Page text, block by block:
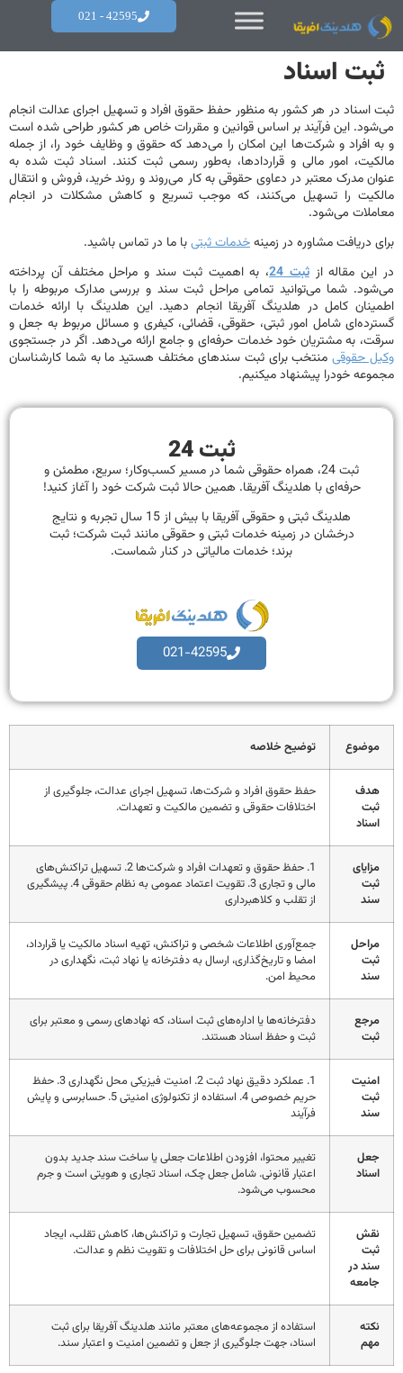
42595 - 021
اسناد
در هر کشور به منظور حفظ حقوق افراد و تسهیل اجرای عدالت انجام
این فرآیند بر اساس قوانین و مقررات خاص هر کشور طراحی شده است
افراد و شرکت‌ها این امکان را می‌دهد که حقوق و وظایف خود را، از جمله
امور مالی و قراردادها، به‌طور رسمی ثبت کنند. اسناد ثبت شده به
مدرک معتبر در دعاوی حقوقی به کار می‌روند و روند خرید، فروش و انتقال
را تسهیل می‌کنند، که موجب تسریع و کاهش مشکلات در انجام
می‌شود.
دریافت مشاوره در زمینهخدمات ثبتیبا ما در تماس باشید.
مقاله ازثبت 24
، به اهمیت ثبت سند و مراحل مختلف آن پرداخته
شما می‌توانید تمامی مراحل ثبت سند و بررسی مدارک مربوطه را با
کامل در هلدینگ آفریقا انجام دهید. این هلدینگ با ارائه خدمات
شامل امور ثبتی، حقوقی، قضائی، کیفری و مسائل مربوط به جعل و
به مشتریان خود خدمات حرفه‌ای و جامع ارائه می‌دهد. اگر در جستجوی
حقوقیمنتخب برای ثبت سندهای مختلف هستید ما به شما کارشناسان
خودرا پیشنهاد میکنیم.
ثبت 24
ثبت 24، همراه حقوقی شما در مسیر کسب‌وکار؛ سریع، مطمئن و
حرفه‌ای با هلدینگ آفریقا. همین حالا ثبت شرکت خود را آغاز کنید!
هلدینگ ثبتی و حقوقی آفریقا با بیش از 15 سال تجربه و نتایج
درخشان در زمینه خدمات ثبتی و حقوقی مانند ثبت شرکت؛ ثبت
برند؛ خدمات مالیاتی در کنار شماست.
021-42595
توضیح خلاصه
حفظ حقوق افراد و شرکت‌ها، تسهیل اجرای عدالت، جلوگیری از
اختلافات حقوقی و تضمین مالکیت و تعهدات.
1. حفظ حقوق و تعهدات افراد و شرکت‌ها 2. تسهیل تراکنش‌های
مالی و تجاری 3. تقویت اعتماد عمومی به نظام حقوقی 4. پیشگیری
از تقلب و کلاهبرداری
جمع‌آوری اطلاعات شخصی و تراکنش، تهیه اسناد مالکیت یا قرارداد،
امضا و تاریخ‌گذاری، ارسال به دفترخانه یا نهاد ثبت، نگهداری در
محیط امن.
دفترخانه‌ها یا اداره‌های ثبت اسناد، که نهادهای رسمی و معتبر برای
ثبت و حفظ اسناد هستند.
1. عملکرد دقیق نهاد ثبت 2. امنیت فیزیکی محل نگهداری 3. حفظ
حریم خصوصی 4. استفاده از تکنولوژی امنیتی 5. حسابرسی و پایش
تغییر محتوا، افزودن اطلاعات جعلی یا ساخت سند جدید بدون
اعتبار قانونی. شامل جعل چک، اسناد تجاری و هویتی است و جرم
محسوب می‌شود.
در
تضمین حقوق، تسهیل تجارت و تراکنش‌ها، کاهش تقلب، ایجاد
اساس قانونی برای حل اختلافات و تقویت نظم و عدالت.
استفاده از مجموعه‌های معتبر مانند هلدینگ آفریقا برای ثبت
اسناد، جهت جلوگیری از جعل و تضمین امنیت و اعتبار سند.